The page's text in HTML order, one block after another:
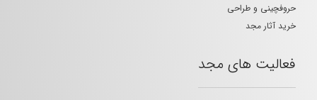
حروفچینی و طراحی
خرید آثار مجد
فعالیت های مجد